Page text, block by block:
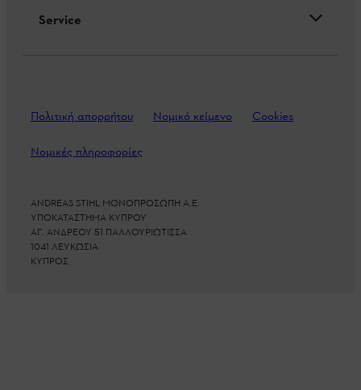
Service
Πολιτική απορρήτου Νομικό κείμενο Cookies
Νομικές πληροφορίες
ANDREAS STIHL ΜΟΝΟΠΡΟΣΩΠΗ Α.Ε.
ΥΠΟΚΑΤΑΣΤΗΜΑ ΚΥΠΡΟΥ
ΑΓ. ΑΝΔΡΕΟΥ 51 ΠΑΛΛΟΥΡΙΩΤΙΣΣΑ
1041 ΛΕΥΚΩΣΙΑ
ΚΥΠΡΟΣ